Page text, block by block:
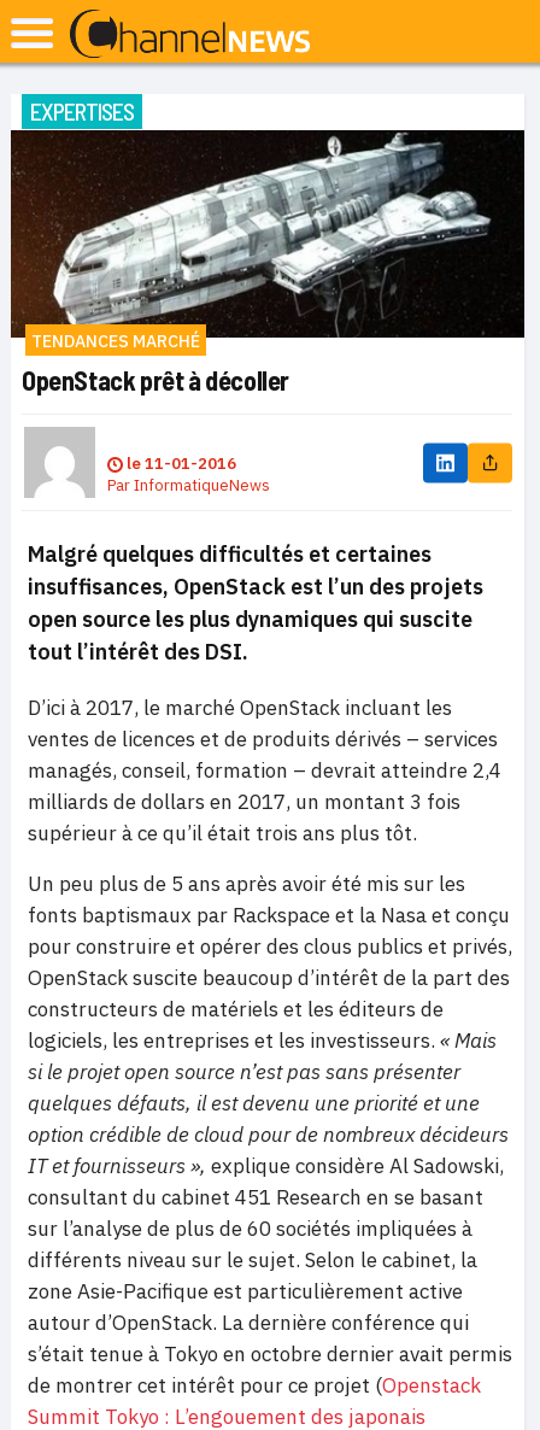
EXPERTISES
TENDANCES MARCHÉ
OpenStack prêt à décoller
le11-01-2016
ParInformatiqueNews
Malgré quelques difficultés et certaines
insuffisances, OpenStack est l’un des projets
open source les plus dynamiques qui suscite
tout l’intérêt des DSI.
D’ici à 2017, le marché OpenStack incluant les
ventes de licences et de produits dérivés – services
managés, conseil, formation – devrait atteindre 2,4
milliards de dollars en 2017, un montant 3 fois
supérieur à ce qu’il était trois ans plus tôt.
Un peu plus de 5 ans après avoir été mis sur les
fonts baptismaux par Rackspace et la Nasa et conçu
pour construire et opérer des clous publics et privés,
OpenStack suscite beaucoup d’intérêt de la part des
constructeurs de matériels et les éditeurs de
logiciels, les entreprises et les investisseurs. « Mais
si le projet open source n’est pas sans présenter
quelques défauts, il est devenu une priorité et une
option crédible de cloud pour de nombreux décideurs
IT et fournisseurs », explique considère Al Sadowski,
consultant du cabinet 451 Research en se basant
sur l’analyse de plus de 60 sociétés impliquées à
différents niveau sur le sujet. Selon le cabinet, la
zone Asie-Pacifique est particulièrement active
autour d’OpenStack. La dernière conférence qui
s’était tenue à Tokyo en octobre dernier avait permis
de montrer cet intérêt pour ce projet (Openstack
Summit Tokyo : L’engouement des japonais